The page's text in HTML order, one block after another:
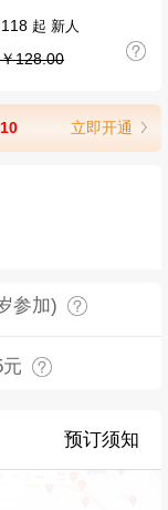
起 新人
128.00
立即开通
参加)
预订须知